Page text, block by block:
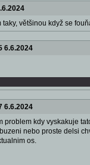
taky, většinou když se
6.6.2024
6.6.2024
problem kdy vyskakuje
nebo proste delsi
os.